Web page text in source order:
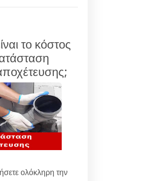
το κόστος
ολόκληρη την